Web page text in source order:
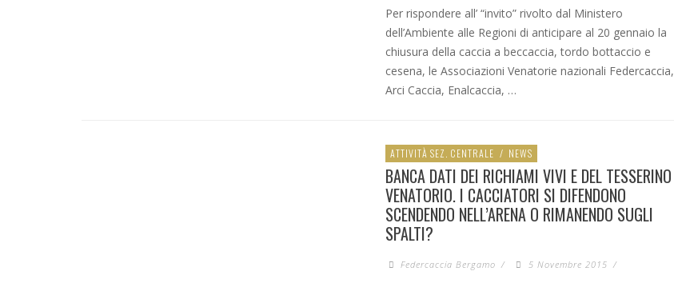
Per rispondere all’ “invito” rivolto dal Ministero
dell’Ambiente alle Regioni di anticipare al 20 gennaio la
chiusura della caccia a beccaccia, tordo bottaccio e
cesena, le Associazioni Venatorie nazionali Federcaccia,
Arci Caccia, Enalcaccia, …
ATTIVITÀ SEZ. CENTRALE / NEWS
BANCA DATI DEI RICHIAMI VIVI E DEL TESSERINO
VENATORIO. I CACCIATORI SI DIFENDONO
SCENDENDO NELL’ARENA O RIMANENDO SUGLI
SPALTI?
Federcaccia Bergamo / 5 Novembre 2015 /